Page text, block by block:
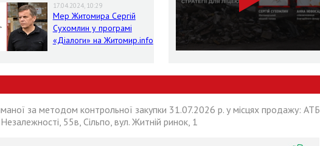
17.04.2024, 10:29
Мер Житомира Сергій
Сухомлин у програмі
«Діалоги» на Житомир.info
за методом контрольної закупки 31.07.2026 р. у місцях продажу: АТБ,
55в, Сільпо, вул. Житній ринок, 1